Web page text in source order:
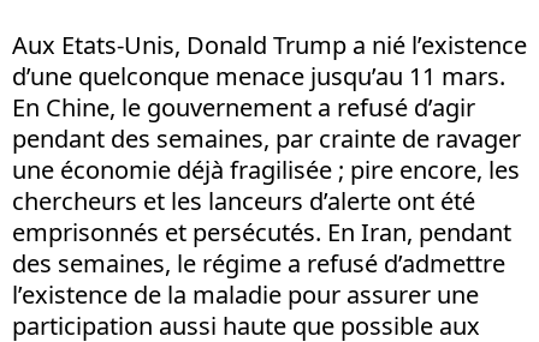
Aux Etats-Unis, Donald Trump a nié l’existence
d’une quelconque menace jusqu’au 11 mars.
En Chine, le gouvernement a refusé d’agir
pendant des semaines, par crainte de ravager
une économie déjà fragilisée ; pire encore, les
chercheurs et les lanceurs d’alerte ont été
emprisonnés et persécutés. En Iran, pendant
des semaines, le régime a refusé d’admettre
l’existence de la maladie pour assurer une
participation aussi haute que possible aux